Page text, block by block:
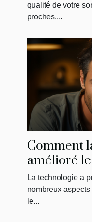
qualité de votre
proches....
Comment
amélioré
greffe de
La technologie a
nombreux
le...